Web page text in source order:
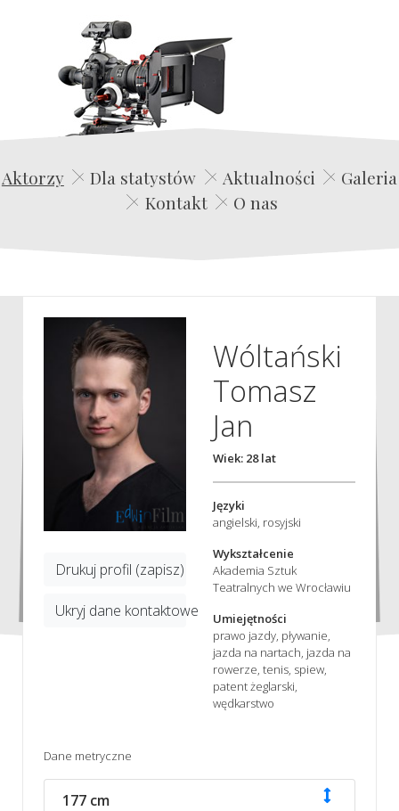
Edwin Film Agencja Aktorska
Aktorzy Dla statystów Aktualności
Galeria
Kontakt
O nas
Drukuj profil (zapisz)
Ukryj dane kontaktowe
Wóltański
Tomasz
Jan
Wiek: 28 lat
Języki
angielski, rosyjski
Wykształcenie
Akademia Sztuk
Teatralnych we Wrocławiu
Umiejętności
prawo jazdy, pływanie,
jazda na nartach, jazda na
rowerze, tenis, spiew,
patent żeglarski,
wędkarstwo
Dane metryczne
177 cm